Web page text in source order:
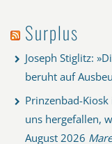
Surplus
Joseph Stiglitz:
beruht auf
Prinzenbad-
uns hergefallen,
August 2026